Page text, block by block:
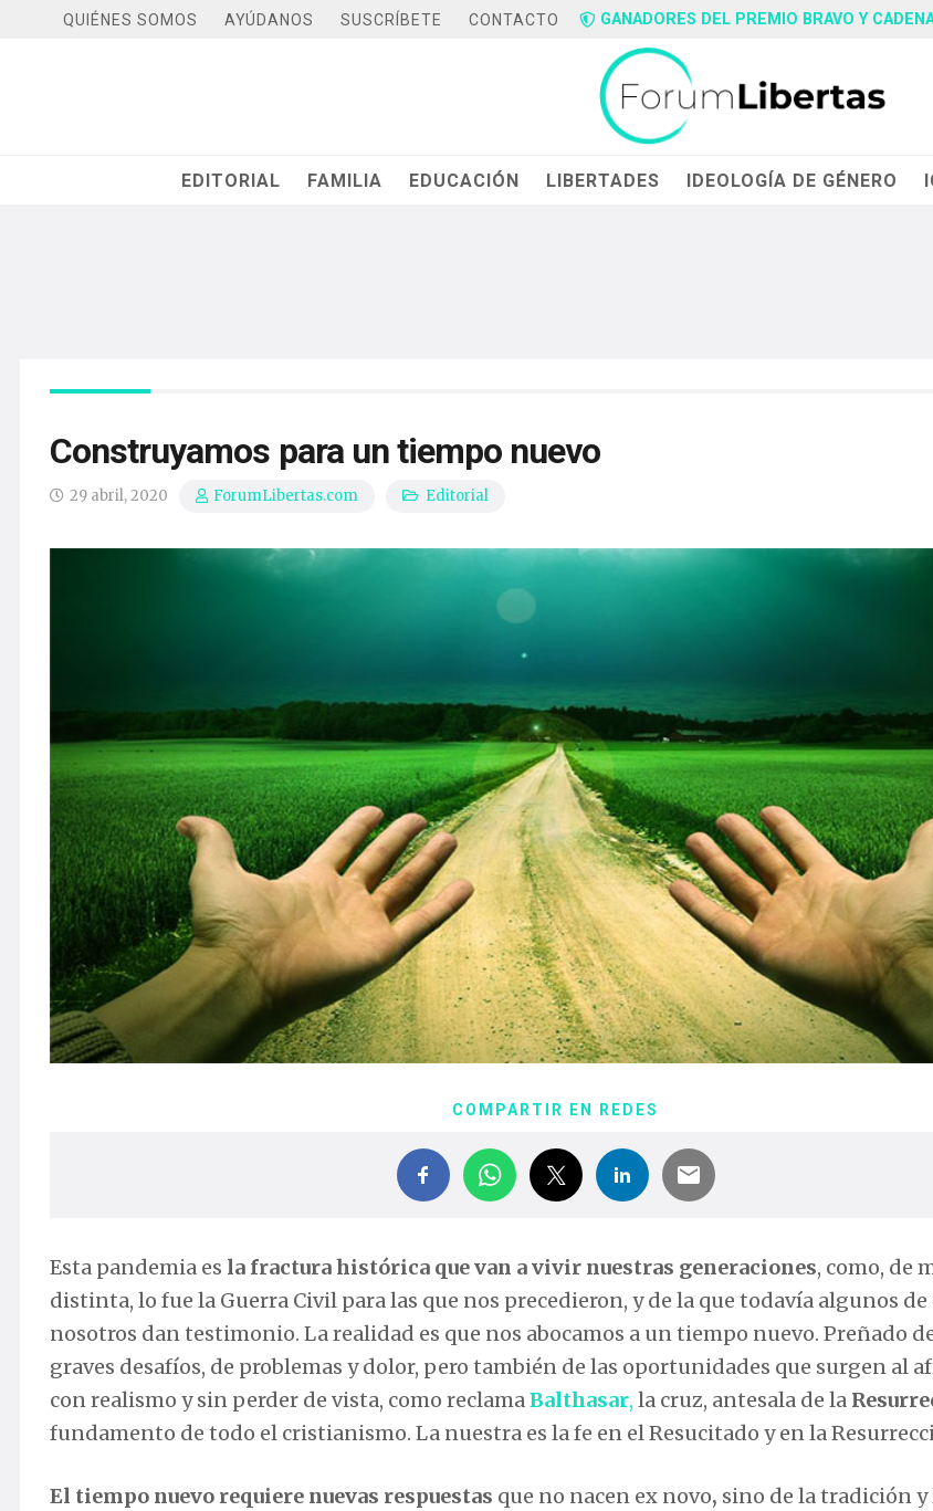
QUIÉNES SOMOS AYÚDANOS SUSCRÍBETE CONTACTO GANADORES DEL PREMIO BRAVO Y
EDITORIAL FAMILIA EDUCACIÓN LIBERTADES IDEOLOGÍA DE GÉNERO
Construyamos para un tiempo nuevo
29 abril, 2020 ForumLibertas.com Editorial
COMPARTIR EN REDES
Esta pandemia es la fractura histórica que van a vivir nuestras generaciones, como, de
distinta, lo fue la Guerra Civil para las que nos precedieron, y de la que todavía algunos
nosotros dan testimonio. La realidad es que nos abocamos a un tiempo nuevo. Preñado
graves desafíos, de problemas y dolor, pero también de las oportunidades que surgen al
con realismo y sin perder de vista, como reclamaBalthasar, la cruz, antesala de la
fundamento de todo el cristianismo. La nuestra es la fe en el Resucitado y en la
El tiempo nuevo requiere nuevas respuestas que no nacen ex novo, sino de la tradición y